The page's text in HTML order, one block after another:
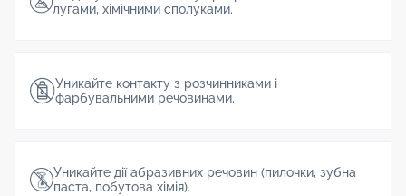
лугами, хімічними сполуками.
Уникайте контакту з розчинниками і
фарбувальними речовинами.
Уникайте дії абразивних речовин (пилочки, зубна
паста, побутова хімія).